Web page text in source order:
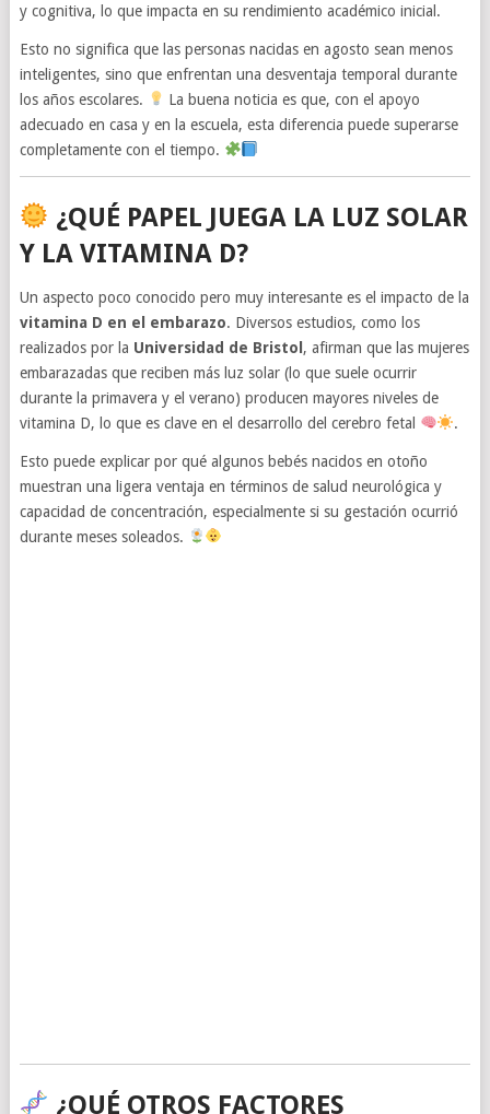
y cognitiva, lo que impacta en su rendimiento académico inicial.
Esto no significa que las personas nacidas en agosto sean menos
inteligentes, sino que enfrentan una desventaja temporal durante
los años escolares.
La buena noticia es que, con el apoyo
adecuado en casa y en la escuela, esta diferencia puede superarse
completamente con el tiempo.
¿QUÉ PAPEL JUEGA LA LUZ SOLAR
Y LA VITAMINA D?
Un aspecto poco conocido pero muy interesante es el impacto de la
vitamina D en el embarazo. Diversos estudios, como los
realizados por la Universidad de Bristol , afirman que las mujeres
embarazadas que reciben más luz solar (lo que suele ocurrir
durante la primavera y el verano) producen mayores niveles de
vitamina D, lo que es clave en el desarrollo del cerebro fetal
.
Esto puede explicar por qué algunos bebés nacidos en otoño
muestran una ligera ventaja en términos de salud neurológica y
capacidad de concentración, especialmente si su gestación ocurrió
durante meses soleados.
¿QUÉ OTROS FACTORES